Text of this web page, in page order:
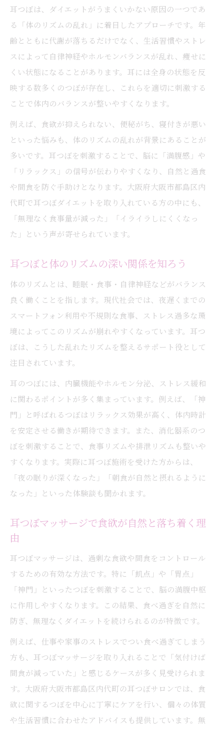
リズムの乱れと耳つぼケアの関係を解説
耳つぼが自律神経バランスに与える影響
耳つぼでストレスを軽減し痩せやすくする
方法
耳つぼで自然に整う心身と健康的な美しさ
う
耳つぼマッサージがもたらす健康美の秘訣
耳つぼでむくみや肩こり改善を目指す方法
年齢より体調が重要？耳つぼ活用の真実
耳つぼで年齢に負けない体質を目指す方法
年齢のせいにしない耳つぼケアのメリット
体調不良や痩せにくさに耳つぼが効く理由
耳つぼで若々しいリズムを保つアイデア
ジュエリー感覚で続ける耳つぼケアの魅力
おしゃれと健康を両立する耳つぼの新提案
耳つぼジュエリーは日常使いに最適な理由
続けやすさが魅力の耳つぼジュエリー活用
法
食欲コントロールも耳つぼで無理なくサポート
耳つぼが食欲コントロールに役立つ理由
過食を防ぐ耳つぼの具体的な刺激ポイント
耳つぼで間食を自然と減らす方法を伝授
無理なく続く耳つぼ食欲調整のコツ
ダイエット中の空腹対策に耳つぼを活用
耳つぼは、ダイエットがうまくいかない原因の一つであ
る「体のリズムの乱れ」に着目したアプローチです。年
齢とともに代謝が落ちるだけでなく、生活習慣やストレ
スによって自律神経やホルモンバランスが乱れ、痩せに
くい状態になることがあります。耳には全身の状態を反
映する数多くのつぼが存在し、これらを適切に刺激する
ことで体内のバランスが整いやすくなります。
例えば、食欲が抑えられない、便秘がち、寝付きが悪い
といった悩みも、体のリズムの乱れが背景にあることが
多いです。耳つぼを刺激することで、脳に「満腹感」や
「リラックス」の信号が伝わりやすくなり、自然と過食
や間食を防ぐ手助けとなります。大阪府大阪市都島区内
代町で耳つぼダイエットを取り入れている方の中にも、
「無理なく食事量が減った」「イライラしにくくなっ
た」という声が寄せられています。
耳つぼと体のリズムの深い関係を知ろう
体のリズムとは、睡眠・食事・自律神経などがバランス
良く働くことを指します。現代社会では、夜遅くまでの
スマートフォン利用や不規則な食事、ストレス過多な環
境によってこのリズムが崩れやすくなっています。耳つ
ぼは、こうした乱れたリズムを整えるサポート役として
注目されています。
耳のつぼには、内臓機能やホルモン分泌、ストレス緩和
に関わるポイントが多く集まっています。例えば、「神
門」と呼ばれるつぼはリラックス効果が高く、体内時計
を安定させる働きが期待できます。また、消化器系のつ
ぼを刺激することで、食事リズムや排泄リズムも整いや
すくなります。実際に耳つぼ施術を受けた方からは、
「夜の眠りが深くなった」「朝食が自然と摂れるように
なった」といった体験談も聞かれます。
耳つぼマッサージで食欲が自然と落ち着く理
由
耳つぼマッサージは、過剰な食欲や間食をコントロール
するための有効な方法です。特に「飢点」や「胃点」
「神門」といったつぼを刺激することで、脳の満腹中枢
に作用しやすくなります。この結果、食べ過ぎを自然に
防ぎ、無理なくダイエットを続けられるのが特徴です。
例えば、仕事や家事のストレスでつい食べ過ぎてしまう
方も、耳つぼマッサージを取り入れることで「気付けば
間食が減っていた」と感じるケースが多く見受けられま
す。大阪府大阪市都島区内代町の耳つぼサロンでは、食
欲に関するつぼを中心に丁寧にケアを行い、個々の体質
や生活習慣に合わせたアドバイスも提供しています。無